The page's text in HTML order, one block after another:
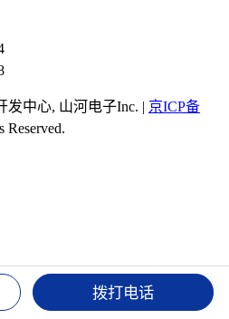
发中心, 山河电子Inc. | 京ICP备
Reserved.
可实现高精度授时 北斗授时密码
北斗手机授时 拨打电话